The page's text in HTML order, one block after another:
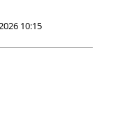
10:15